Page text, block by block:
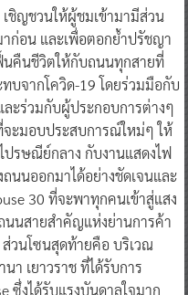
กลับมาภายใต้ธีม Awaken
กษณ์ของท้องถนนเมืองไทย
ชิญชวนให้ผู้ชมเข้ามามีส่วน
ก่อน และเพื่อตอกย้ำปรัชญา
นคืนชีวิตให้กับถนนทุกสายที่
บจากโควิด-19 โดยร่วมมือกับ
ะร่วมกับผู้ประกอบการต่างๆ
ะมอบประสบการณ์ใหม่ๆ ให้
ปรษณีย์กลาง กับงานแสดงไฟ
นออกมาได้อย่างชัดเจนและ
30 ที่จะพาทุกคนเข้าสู่แสง
นสายสำคัญแห่งย่านการค้า
วนโซนสุดท้ายคือ บริเวณ